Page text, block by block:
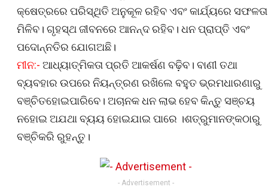
କ୍ଷେତ୍ରରେ ପରିସ୍ଥିତି ଅନୁକୂଳ ରହିବ ଏବଂ କାର୍ଯ୍ୟରେ ସଫଳତା
ମିଳିବ। ଗୃହସ୍ଥ ଜୀବନରେ ଆନନ୍ଦ ରହିବ। ଧନ ପ୍ରାପ୍ତି ଏବଂ
ପଦୋନ୍ନତିର ଯୋଗଅଛି।
ମୀନ:- ଆଧ୍ୟାତ୍ମିକତା ପ୍ରତି ଆକର୍ଷଣ ବଢ଼ିବ। ବାଣୀ ତଥା
ବ୍ୟବହାର ଉପରେ ନିୟନ୍ତ୍ରଣ ରଖିଲେ ବହୁତ ଭ୍ରମଧାରଣାରୁ
ବଞ୍ଚିତହୋଇପାରିବେ। ଅଚାନକ ଧନ ଲାଭ ହେବ କିନ୍ତୁ ସଞ୍ଚୟ
ନହୋଇ ଅଯଥା ବ୍ୟୟ ହୋଇଯାଇ ପାରେ ।ଶତ୍ରୁମାନଙ୍କଠାରୁ
ବଞ୍ଚିକରି ରୁହନ୍ତୁ।
- Advertisement -